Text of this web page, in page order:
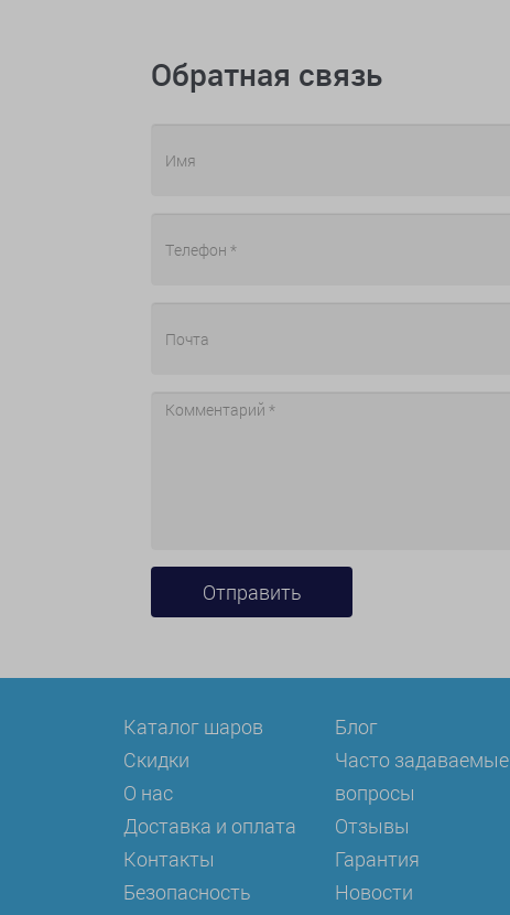
Обратная связь
Каталог шаров
Скидки
О нас
Доставка и оплата
Контакты
Безопасность
Блог
Часто задаваемые
вопросы
Отзывы
Гарантия
Новости